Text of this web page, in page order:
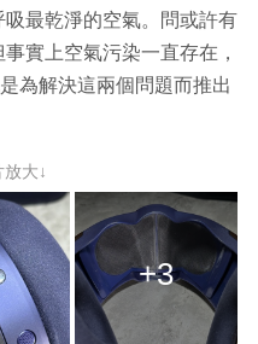
最乾淨的空氣。問或許有
實上空氣污染一直存在，
為解決這兩個問題而推出
放大↓
+3